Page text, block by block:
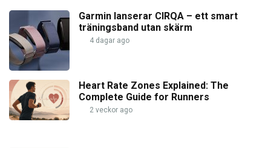
Garmin lanserar CIRQA – ett smart
träningsband utan skärm
4 dagar ago
Heart Rate Zones Explained: The
Complete Guide for Runners
2 veckor ago